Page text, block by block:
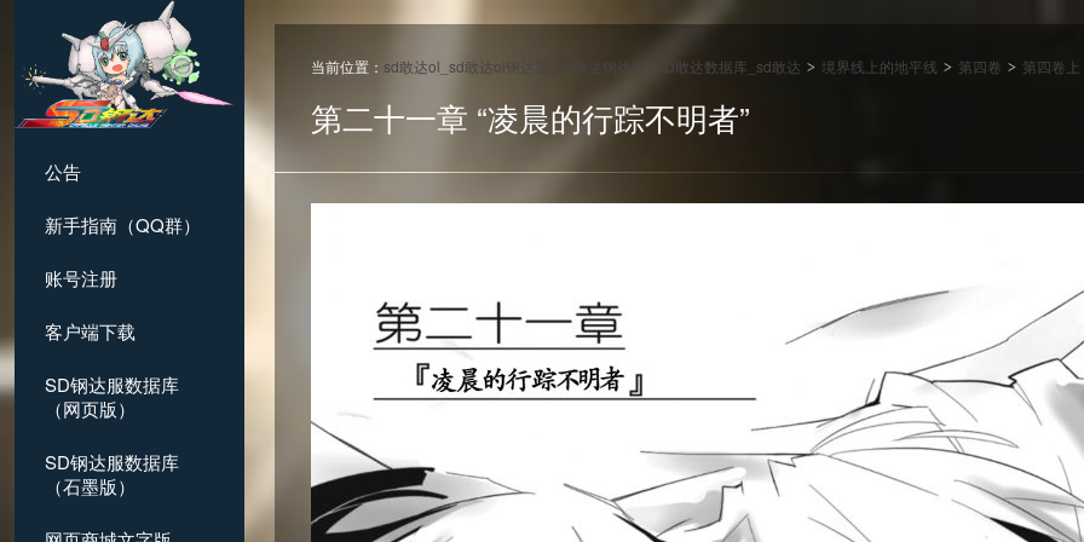
公告
新手指南（QQ群）
账号注册
客户端下载
SD钢达服数据库
（网页版）
SD钢达服数据库
（石墨版）
当前位置： sd敢达ol_sd敢达ol钢达服_sd敢达钢达服_SD敢达数据库_sd敢达 > 境界线上的地平线 > 第四卷 > 第四卷上
第二十一章 “凌晨的行踪不明者”